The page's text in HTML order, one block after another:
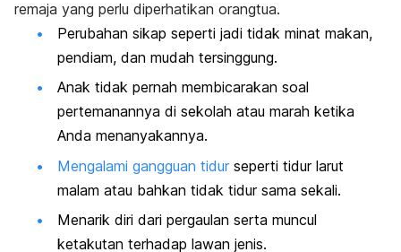
remaja yang perlu diperhatikan orangtua.
Perubahan sikap seperti jadi tidak minat makan,
pendiam, dan mudah tersinggung.
Anak tidak pernah membicarakan soal
pertemanannya di sekolah atau marah ketika
Anda menanyakannya.
Mengalami gangguan tidur seperti tidur larut
malam atau bahkan tidak tidur sama sekali.
Menarik diri dari pergaulan serta muncul
ketakutan terhadap lawan jenis.